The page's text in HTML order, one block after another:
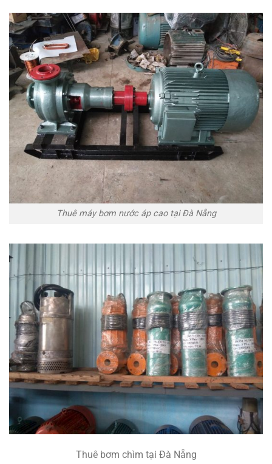
Thuê máy bơm nước áp cao tại Đà Nẵng
Thuê bơm chìm tại Đà Nẵng